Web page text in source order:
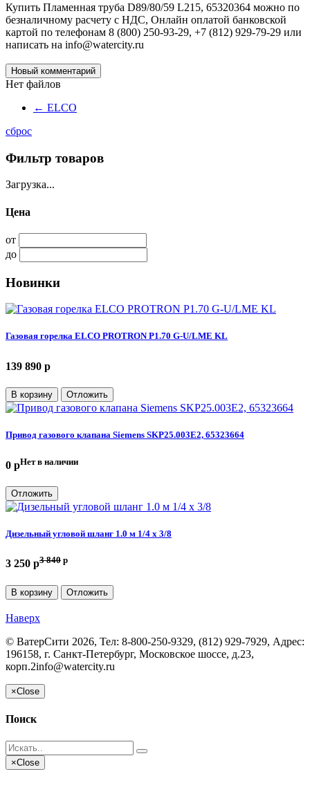
Купить Пламенная труба D89/80/59 L215, 65320364 можно по
безналичному расчету с НДС, Онлайн оплатой банковской
картой по телефонам 8 (800) 250-93-29, +7 (812) 929-79-29 или
написать на info@watercity.ru
Новый комментарий
Нет файлов
← ELCO
сброс
Фильтр товаров
Загрузка...
Цена
от
до
Новинки
Газовая горелка ELCO PROTRON P1.70 G-U/LME KL
139 890 p
В корзину Отложить
Привод газового клапана Siemens SKP25.003E2, 65323664
0 pНет в наличии
Отложить
Дизельный угловой шланг 1.0 м 1/4 х 3/8
3 250 p3 840 p
В корзину Отложить
Наверх
© ВатерСити 2026, Тел: 8-800-250-9329, (812) 929-7929, Адрес:
196158, г. Санкт-Петербург, Московское шоссе, д.23,
корп.2info@watercity.ru
×Close
Поиск
×Close